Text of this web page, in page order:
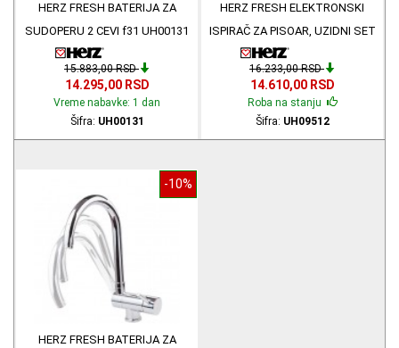
HERZ FRESH BATERIJA ZA
SUDOPERU 2 CEVI f31 UH00131
15.883,00 RSD
14.295,00 RSD
Vreme nabavke: 1 dan
Šifra: UH00131
HERZ FRESH ELEKTRONSKI
ISPIRAČ ZA PISOAR, UZIDNI SET
951 UH09512
16.233,00 RSD
14.610,00 RSD
Roba na stanju
Šifra: UH09512
-10%
HERZ FRESH BATERIJA ZA